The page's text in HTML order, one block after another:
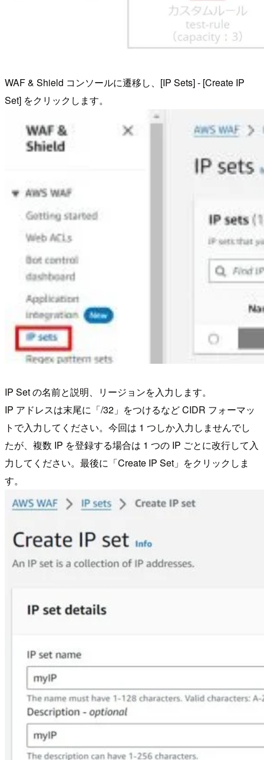
WAF & Shield コンソールに遷移し、[IP Sets] - [Create IP
Set] をクリックします。
IP Set の名前と説明、リージョンを入力します。
IP アドレスは末尾に「/32」をつけるなど CIDR フォーマッ
トで入力してください。今回は 1 つしか入力しませんでし
たが、複数 IP を登録する場合は 1 つの IP ごとに改行して入
力してください。最後に「Create IP Set」をクリックしま
す。